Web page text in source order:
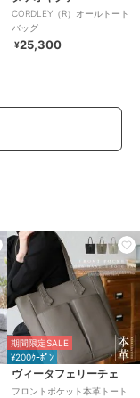
CORDLEY（R）オールトート
バッグ
¥25,300
期間限定SALE
¥200ｸｰﾎﾟﾝ
ヴィータフェリーチェ
フロントポケット本革トート